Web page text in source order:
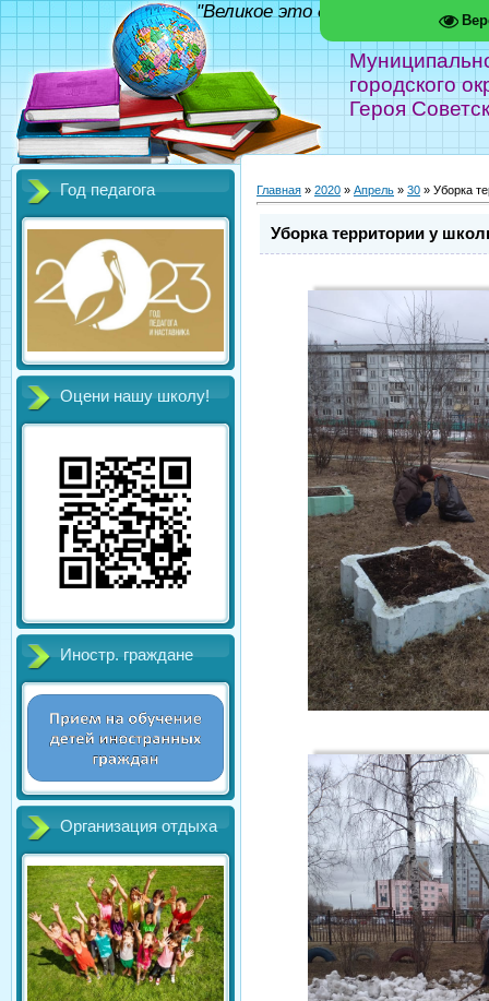
городского
Героя
"Великое это дело - школа!"
Год педагога
Оцени нашу школу!
Иностр. граждане
Организация отдыха
Главная » 2020 » Апрель » 30 » Уборка
Уборка территории у